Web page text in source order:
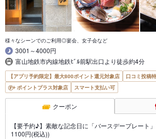
様々なシーンでのご利用◎宴会、女子会など
3001～4000円
富山地鉄市内線地鉄ﾋﾞﾙ前駅出口より徒歩約4分
【アプリ予約限定】最大800ポイント還元対象店
口コミ投稿
ポイントプラス対象店
スマート支払い可
クーポン
【要予約♪】素敵な記念日に「バースデープレート
1100円(税込))